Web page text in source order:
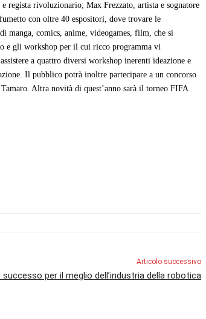
rivoluzionario; Max Frezzato, artista e sognatore
con oltre 40 espositori, dove trovare le
manga, comics, anime, videogames, film, che si
e gli workshop per il cui ricco programma vi
a quattro diversi workshop inerenti ideazione e
Il pubblico potrà inoltre partecipare a un concorso
Altra novità di quest’anno sarà il torneo FIFA
Articolo successivo
per il meglio dell’industria della robotica